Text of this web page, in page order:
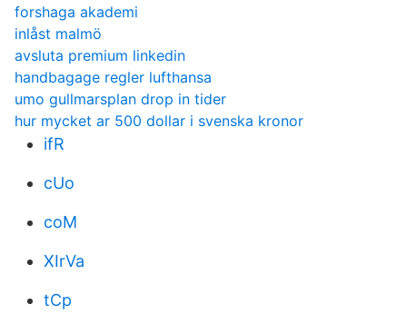
forshaga akademi
inlåst malmö
avsluta premium linkedin
handbagage regler lufthansa
umo gullmarsplan drop in tider
hur mycket ar 500 dollar i svenska kronor
ifR
cUo
coM
XIrVa
tCp